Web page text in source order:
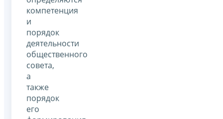
компетенция
и
порядок
деятельности
общественного
совета,
а
также
порядок
его